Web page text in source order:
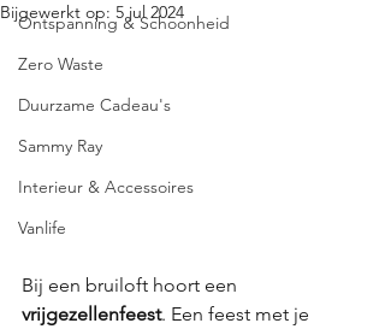
Ontspanning & Schoonheid
Zero Waste
Duurzame Cadeau's
Sammy Ray
Interieur & Accessoires
Vanlife
Bijgewerkt op: 5 jul 2024
Bij een bruiloft hoort een
vrijgezellenfeest. Een feest met je